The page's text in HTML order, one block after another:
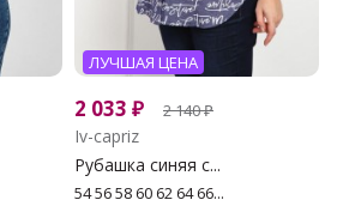
ЛУЧШАЯ ЦЕНА
2 033 ₽ 2 140₽
Iv-capriz
Рубашка синяя с...
54 56 58 60 62 64 66...